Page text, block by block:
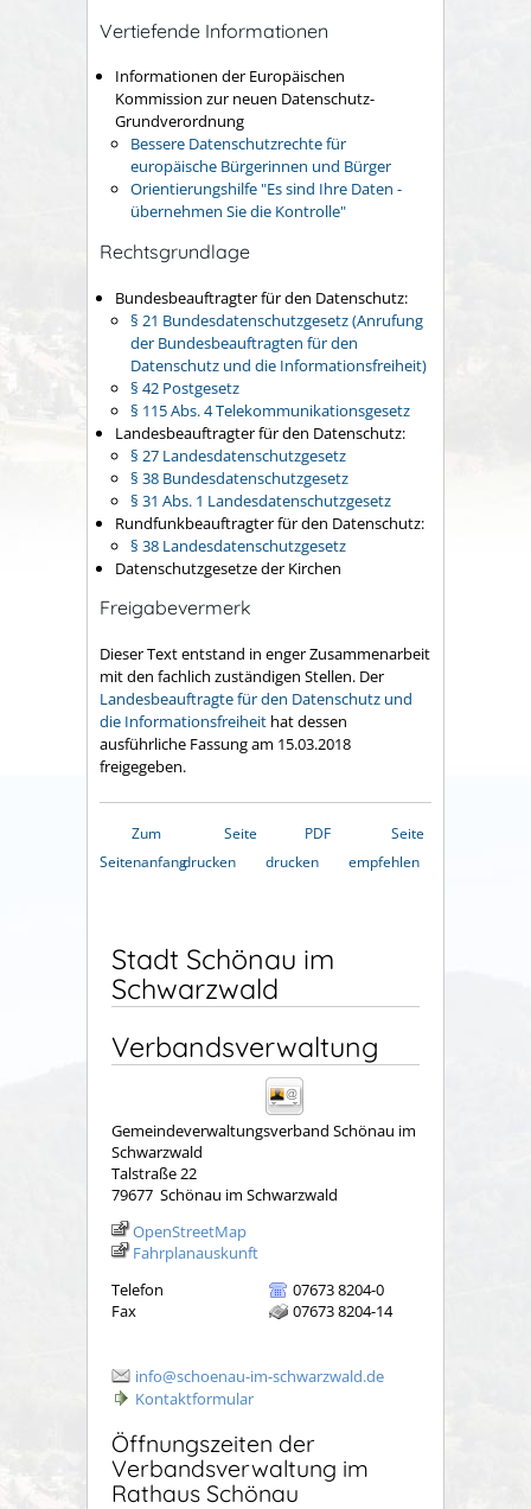
Vertiefende Informationen
Informationen der Europäischen
Kommission zur neuen Datenschutz-
Grundverordnung
Bessere Datenschutzrechte für
europäische Bürgerinnen und Bürger
Orientierungshilfe "Es sind Ihre Daten -
übernehmen Sie die Kontrolle"
Rechtsgrundlage
Bundesbeauftragter für den Datenschutz:
§ 21 Bundesdatenschutzgesetz (Anrufung
der Bundesbeauftragten für den
Datenschutz und die Informationsfreiheit)
§ 42 Postgesetz
§ 115 Abs. 4 Telekommunikationsgesetz
Landesbeauftragter für den Datenschutz:
§ 27 Landesdatenschutzgesetz
§ 38 Bundesdatenschutzgesetz
§ 31 Abs. 1 Landesdatenschutzgesetz
Rundfunkbeauftragter für den Datenschutz:
§ 38 Landesdatenschutzgesetz
Datenschutzgesetze der Kirchen
Freigabevermerk
Dieser Text entstand in enger Zusammenarbeit
mit den fachlich zuständigen Stellen. Der
Landesbeauftragte für den Datenschutz und
die Informationsfreiheit hat dessen
ausführliche Fassung am 15.03.2018
freigegeben.
Zum
Seitenanfang
Seite
drucken
PDF
drucken
Seite
empfehlen
Stadt Schönau im
Schwarzwald
Verbandsverwaltung
Gemeindeverwaltungsverband Schönau im
Schwarzwald
Talstraße 22
79677 Schönau im Schwarzwald
OpenStreetMap
Fahrplanauskunft
Telefon
07673 8204-0
Fax
07673 8204-14
info@schoenau-im-schwarzwald.de
Kontaktformular
Öffnungszeiten der
Verbandsverwaltung im
Rathaus Schönau